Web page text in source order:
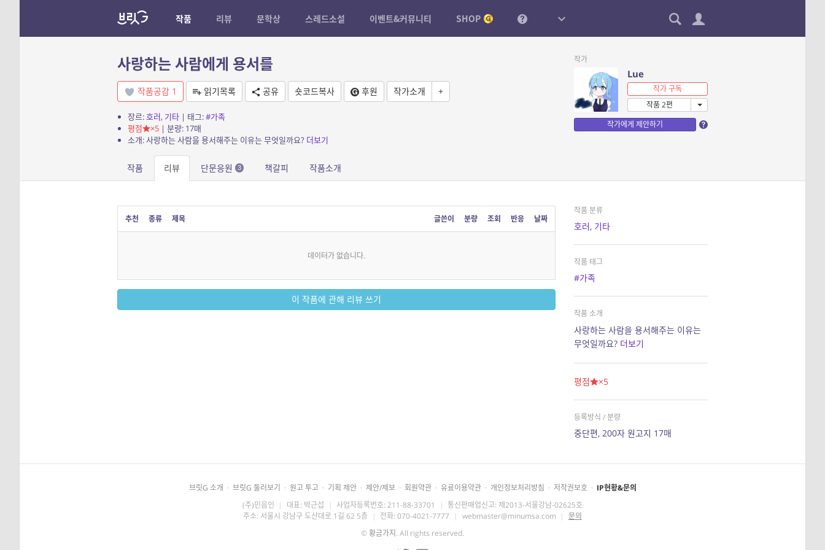
작품 리뷰 문학상 스레드소설 이벤트&커뮤니티 SHOP
사랑하는 사람에게 용서를
작품공감 1 읽기목록 공유 숏코드복사 후원 작가소개 +
장르:호러, 기타| 태그:#가족
평점
×5| 분량: 17매
소개: 사랑하는 사람을 용서해주는 이유는 무엇일까요? 더보기
작가
Lue
작가 구독
작품 2편
작가에게 제안하기
작품 리뷰 단문응원 3 책갈피 작품소개
추천 종류 제목 글쓴이 분량 조회 반응 날짜
데이터가 없습니다.
이 작품에 관해 리뷰 쓰기
작품 분류
호러, 기타
작품 태그
#가족
작품 소개
사랑하는 사람을 용서해주는 이유는
무엇일까요? 더보기
평점 ×5
등록방식 / 분량
중단편, 200자 원고지 17매
브릿G 소개 · 브릿G 둘러보기 · 원고 투고 · 기획 제안 · 제안/제보 · 회원약관 · 유료이용약관 · 개인정보처리방침 · 저작권보호 · IP현황&문의
(주)민음인 | 대표: 박근섭 | 사업자등록번호: 211-88-33701 | 통신판매업신고: 제2013-서울강남-02625호
주소: 서울시 강남구 도산대로 1길 62 5층 | 전화: 070-4021-7777 | webmaster@minumsa.com | 문의
©황금가지 . All rights reserved.